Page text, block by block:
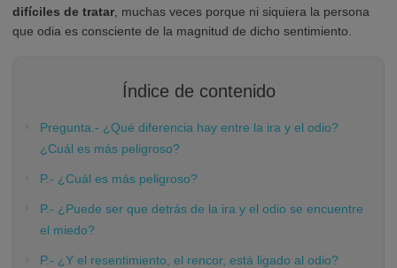
difíciles de tratar , muchas veces porque ni siquiera la persona
que odia es consciente de la magnitud de dicho sentimiento.
Índice de contenido
Pregunta.- ¿Qué diferencia hay entre la ira y el odio?
¿Cuál es más peligroso?
P.- ¿Cuál es más peligroso?
P.- ¿Puede ser que detrás de la ira y el odio se encuentre
el miedo?
P.- ¿Y el resentimiento, el rencor, está ligado al odio?